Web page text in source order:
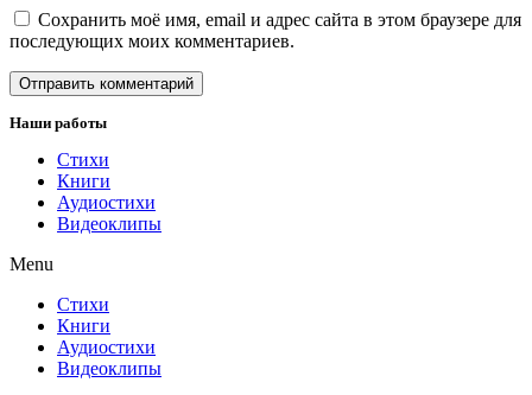
Сохранить моё имя, email и адрес сайта в этом браузере для
последующих моих комментариев.
Наши работы
Стихи
Книги
Аудиостихи
Видеоклипы
Menu
Стихи
Книги
Аудиостихи
Видеоклипы